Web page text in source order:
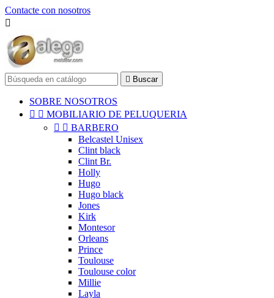
Contacte con nosotros

 Buscar
SOBRE NOSOTROS
  MOBILIARIO DE PELUQUERIA
  BARBERO
Belcastel Unisex
Clint black
Clint Br.
Holly
Hugo
Hugo black
Jones
Kirk
Montesor
Orleans
Prince
Toulouse
Toulouse color
Millie
Layla